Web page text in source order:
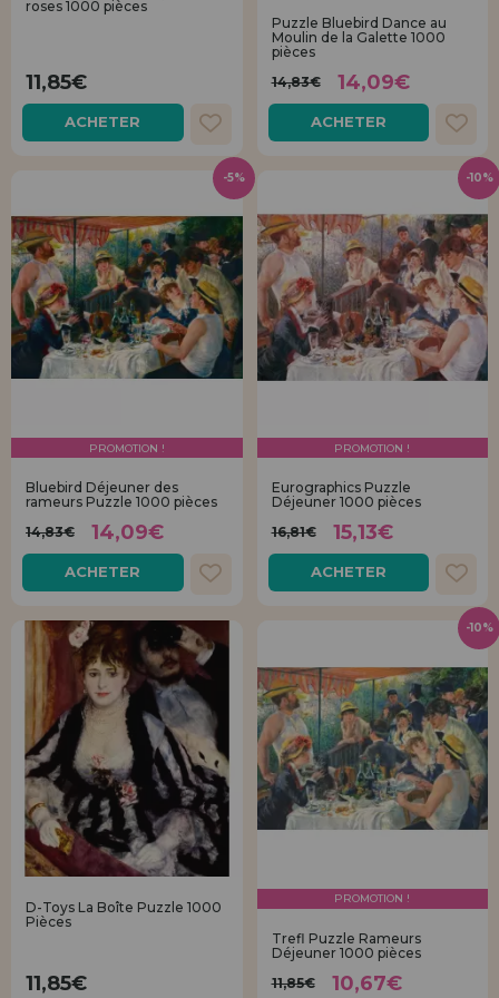
Allez-y! Nous vous attendions.
ENREGISTREMENT DISTRIBUTEUR
roses 1000 pièces
11,85€
ACHETER
Puzzle Bluebird Dance au
Moulin de la Galette 1000
pièces
14,83€
14,09€
ACHETER
PROMOTION !
Bluebird Déjeuner des
rameurs Puzzle 1000 pièces
14,83€
14,09€
ACHETER
-5%
PROMOTION !
Eurographics Puzzle
Déjeuner 1000 pièces
16,81€
15,13€
ACHETER
-10%
D-Toys La Boîte Puzzle 1000
Pièces
11,85€
PROMOTION !
Trefl Puzzle Rameurs
Déjeuner 1000 pièces
11,85€
10,67€
-10%